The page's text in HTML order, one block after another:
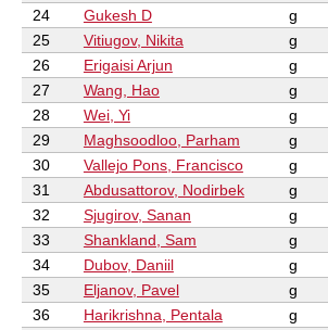
24
Gukesh D g
25
Vitiugov, Nikita g
26
Erigaisi Arjun g
27
Wang, Hao g
28
Wei, Yi g
29
Maghsoodloo, Parham g
30
Vallejo Pons, Francisco g
31
Abdusattorov, Nodirbek g
32
Sjugirov, Sanan g
33
Shankland, Sam g
34
Dubov, Daniil g
35
Eljanov, Pavel g
36
Harikrishna, Pentala g